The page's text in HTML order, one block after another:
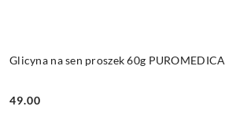
Glicyna na sen proszek 60g PUROMEDICA
Cena:
49.00